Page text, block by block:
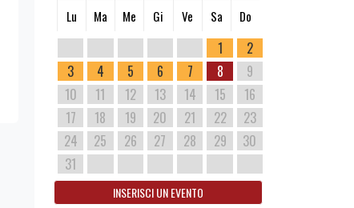
Lu Ma Me Gi Ve Sa Do
1
2
3
4 5 6 7 8
9
10
11 12 13 14 15
16
17
18 19 20 21 22
23
24
25 26 27 28 29
30
31
INSERISCI UN EVENTO